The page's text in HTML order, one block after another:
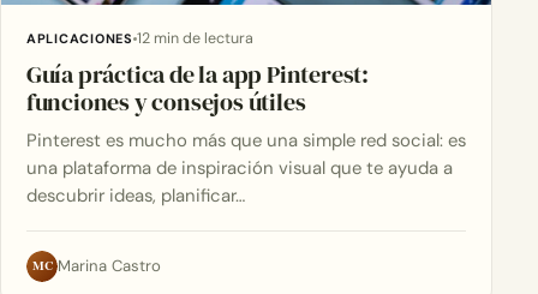
APLICACIONES 12 min de lectura
Guía práctica de la app Pinterest:
funciones y consejos útiles
Pinterest es mucho más que una simple red social: es
una plataforma de inspiración visual que te ayuda a
descubrir ideas, planificar…
MC Marina Castro